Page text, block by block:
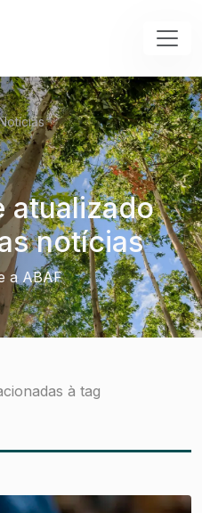
atualizado
notícias
a ABAF
à tag